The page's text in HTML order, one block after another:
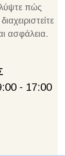
πώς
ασφάλεια.
- 17:00